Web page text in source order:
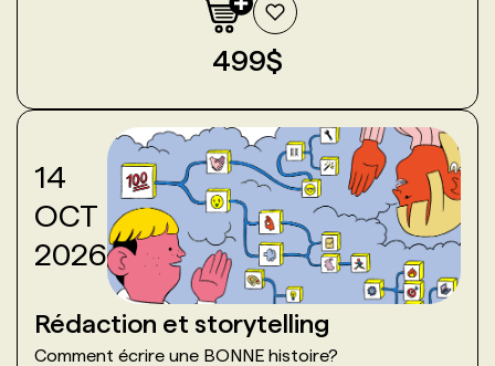
499$
14
OCT
2026
Rédaction et storytelling
Comment écrire une BONNE histoire?